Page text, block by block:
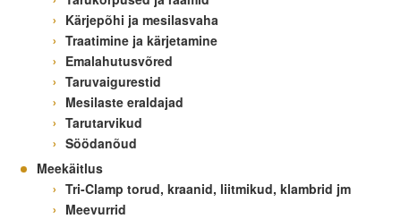
Varroa mite control – when and how
Kärjepõhi ja mesilasvaha
Traatimine ja kärjetamine
Emalahutusvõred
Taruvaigurestid
Mesilaste eraldajad
Tarutarvikud
Söödanõud
Meekäitlus
Tri-Clamp torud, kraanid, liitmikud, klambrid jm
Meevurrid